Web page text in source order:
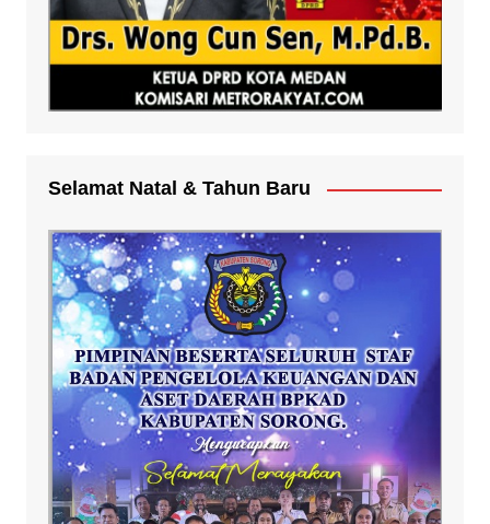
Selamat Natal & Tahun Baru